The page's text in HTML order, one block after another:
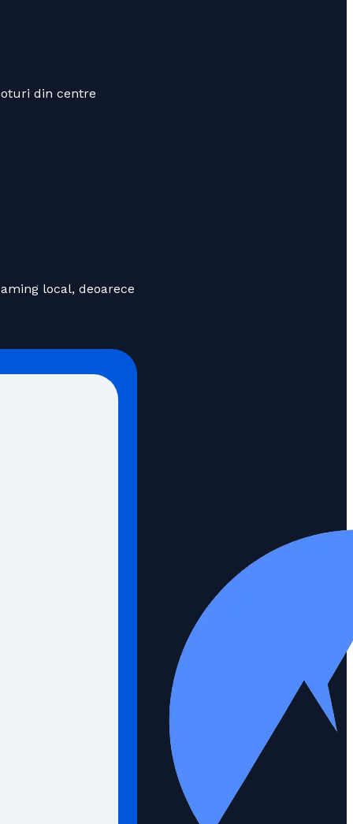
din centre
local, deoarece